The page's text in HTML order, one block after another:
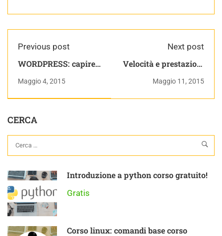
Previous post
WORDPRESS: capire
Maggio 4, 2015
Next post
Velocità e prestazioni
Maggio 11, 2015
CERCA
Introduzione a python corso gratuito!
Gratis
Corso linux: comandi base corso